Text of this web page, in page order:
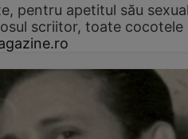
pentru apetitul său
scriitor, toate cocotele